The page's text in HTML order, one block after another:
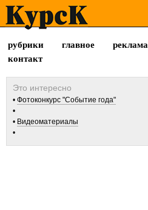
рубрики главное реклама
контакт
Фотоконкурс "Событие года"
Видеоматериалы